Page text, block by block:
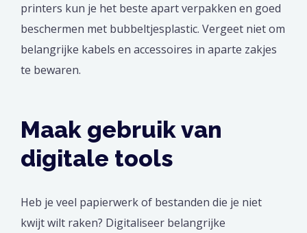
printers kun je het beste apart verpakken en goed
beschermen met bubbeltjesplastic. Vergeet niet om
belangrijke kabels en accessoires in aparte zakjes
te bewaren.
Maak gebruik van
digitale tools
Heb je veel papierwerk of bestanden die je niet
kwijt wilt raken? Digitaliseer belangrijke